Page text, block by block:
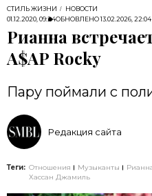
СТИЛЬ ЖИЗНИ
НОВОСТИ
01.12.2020, 09:24ОБНОВЛЕНО13.02.2026, 22:04
Рианна
A$AP Rocky
Пару поймали с
Редакция сайта
Теги: Отношения Музыканты
Хассан Джамиль